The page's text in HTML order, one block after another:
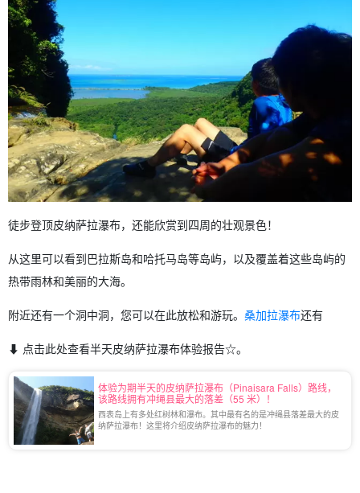
徒步登顶皮纳萨拉瀑布，还能欣赏到四周的壮观景色！
从这里可以看到巴拉斯岛和哈托马岛等岛屿，以及覆盖着这些岛屿的
热带雨林和美丽的大海。
附近还有一个洞中洞，您可以在此放松和游玩。 桑加拉瀑布还有
⬇︎ 点击此处查看半天皮纳萨拉瀑布体验报告☆。
体验为期半天的皮纳萨拉瀑布（Pinaisara Falls）路线，
该路线拥有冲绳县最大的落差（55 米）！
西表岛上有多处红树林和瀑布。其中最有名的是冲绳县落差最大的皮
纳萨拉瀑布！这里将介绍皮纳萨拉瀑布的魅力！